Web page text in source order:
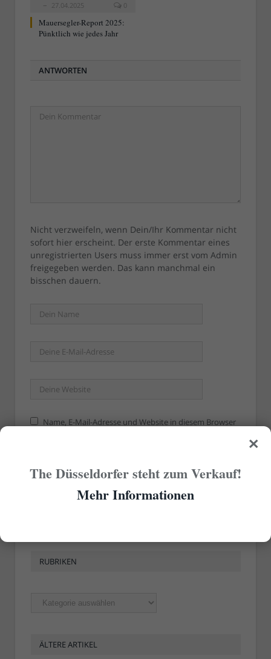
27.04.2025
0
Mauersegler-Report 2025:
Pünktlich wie jedes Jahr
ANTWORTEN
Nicht verzweifeln, wenn Dein/Ihr Kommentar nicht
sofort hier erscheint. Der erste Kommentar eines
unregistrierten Users muss immer erst vom Admin
freigegeben werden. Das kann manchmal ein
bisschen dauern.
Name, E-Mail-Adresse und Website in diesem Browser
RUBRIKEN
Rubriken
ÄLTERE ARTIKEL
×
The Düsseldorfer steht zum Verkauf!
Mehr Informationen